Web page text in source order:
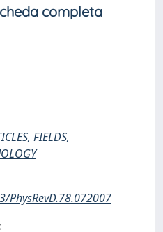
completa
FIELDS,